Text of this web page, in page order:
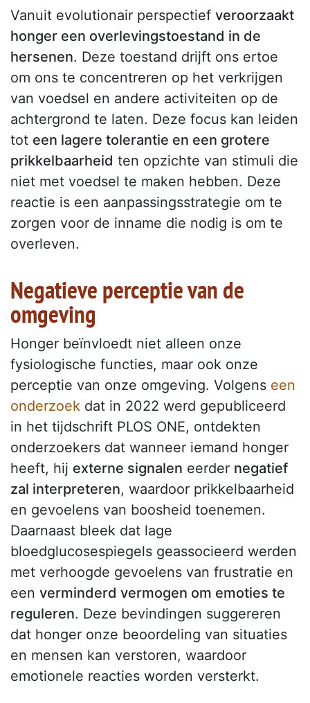
Vanuit evolutionair perspectief veroorzaakt
honger een overlevingstoestand in de
hersenen. Deze toestand drijft ons ertoe
om ons te concentreren op het verkrijgen
van voedsel en andere activiteiten op de
achtergrond te laten. Deze focus kan leiden
tot een lagere tolerantie en een grotere
prikkelbaarheid ten opzichte van stimuli die
niet met voedsel te maken hebben. Deze
reactie is een aanpassingsstrategie om te
zorgen voor de inname die nodig is om te
overleven.
Negatieve perceptie van de
omgeving
Honger beïnvloedt niet alleen onze
fysiologische functies, maar ook onze
perceptie van onze omgeving. Volgens een
onderzoek dat in 2022 werd gepubliceerd
in het tijdschrift PLOS ONE, ontdekten
onderzoekers dat wanneer iemand honger
heeft, hij externe signalen eerder negatief
zal interpreteren, waardoor prikkelbaarheid
en gevoelens van boosheid toenemen.
Daarnaast bleek dat lage
bloedglucosespiegels geassocieerd werden
met verhoogde gevoelens van frustratie en
een verminderd vermogen om emoties te
reguleren. Deze bevindingen suggereren
dat honger onze beoordeling van situaties
en mensen kan verstoren, waardoor
emotionele reacties worden versterkt.